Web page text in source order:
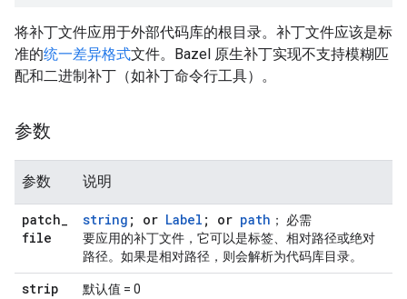
将补丁文件应用于外部代码库的根目录。补丁文件应该是标
准的统一差异格式文件。Bazel 原生补丁实现不支持模糊匹
配和二进制补丁（如补丁命令行工具）。
参数
参数 说明
patch_
file
string ; or Label ; or path ； 必需
要应用的补丁文件，它可以是标签、相对路径或绝对
路径。如果是相对路径，则会解析为代码库目录。
strip
默认值 = 0